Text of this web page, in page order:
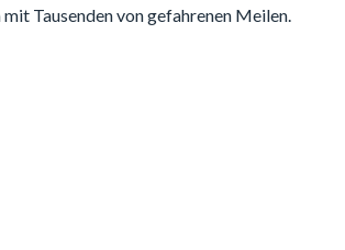
Tausenden von gefahrenen Meilen.